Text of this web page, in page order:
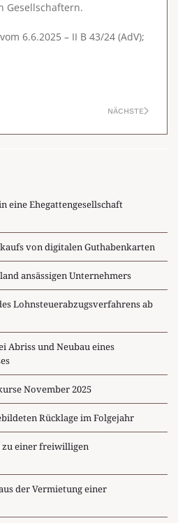
Gesellschaftern.
6.6.2025 – II B 43/24 (AdV);
NÄCHSTE
eine Ehegattengesellschaft
von digitalen Guthabenkarten
ansässigen Unternehmers
Lohnsteuerabzugsverfahrens ab
Abriss und Neubau eines
November 2025
Rücklage im Folgejahr
einer freiwilligen
der Vermietung einer